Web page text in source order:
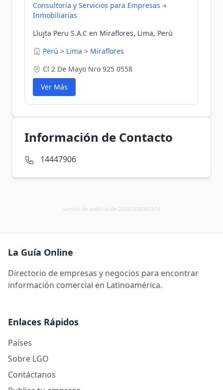
Consultoría y Servicios para Empresas
Inmobiliarias
Llujta Peru S.A.C en Miraflores, Lima, Perú
Perú > Lima > Miraflores
Cl 2 De Mayo Nro 925 0558
Ver Más
Información de Contacto
14447906
versión de publicación 20260808082504
La Guía Online
Directorio de empresas y negocios para encontrar
información comercial en Latinoamérica.
Enlaces Rápidos
Países
Sobre LGO
Contáctanos